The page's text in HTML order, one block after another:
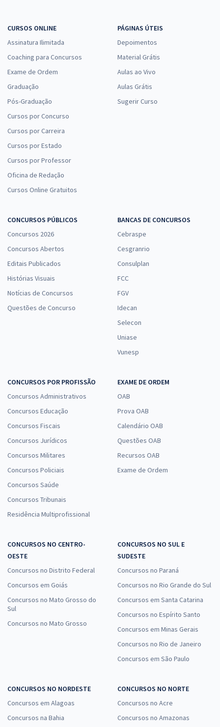
CURSOS ONLINE
Assinatura Ilimitada
Coaching para Concursos
Exame de Ordem
Graduação
Pós-Graduação
Cursos por Concurso
Cursos por Carreira
Cursos por Estado
Cursos por Professor
Oficina de Redação
Cursos Online Gratuitos
PÁGINAS ÚTEIS
Depoimentos
Material Grátis
Aulas ao Vivo
Aulas Grátis
Sugerir Curso
CONCURSOS PÚBLICOS
Concursos 2026
Concursos Abertos
Editais Publicados
Histórias Visuais
Notícias de Concursos
Questões de Concurso
BANCAS DE CONCURSOS
Cebraspe
Cesgranrio
Consulplan
FCC
FGV
Idecan
Selecon
Uniase
Vunesp
CONCURSOS POR PROFISSÃO
Concursos Administrativos
Concursos Educação
Concursos Fiscais
Concursos Jurídicos
Concursos Militares
Concursos Policiais
Concursos Saúde
Concursos Tribunais
Residência Multiprofissional
EXAME DE ORDEM
OAB
Prova OAB
Calendário OAB
Questões OAB
Recursos OAB
Exame de Ordem
CONCURSOS NO CENTRO-
OESTE
Concursos no Distrito Federal
Concursos em Goiás
Concursos no Mato Grosso do
Sul
Concursos no Mato Grosso
CONCURSOS NO SUL E
SUDESTE
Concursos no Paraná
Concursos no Rio Grande do Sul
Concursos em Santa Catarina
Concursos no Espírito Santo
Concursos em Minas Gerais
Concursos no Rio de Janeiro
Concursos em São Paulo
CONCURSOS NO NORDESTE
Concursos em Alagoas
Concursos na Bahia
CONCURSOS NO NORTE
Concursos no Acre
Concursos no Amazonas